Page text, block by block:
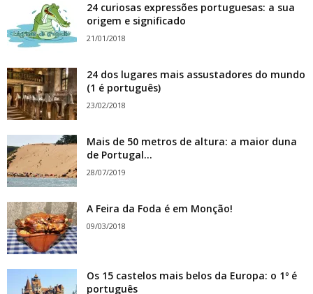
24 curiosas expressões portuguesas: a sua
origem e significado
21/01/2018
24 dos lugares mais assustadores do mundo
(1 é português)
23/02/2018
Mais de 50 metros de altura: a maior duna
de Portugal...
28/07/2019
A Feira da Foda é em Monção!
09/03/2018
Os 15 castelos mais belos da Europa: o 1º é
português